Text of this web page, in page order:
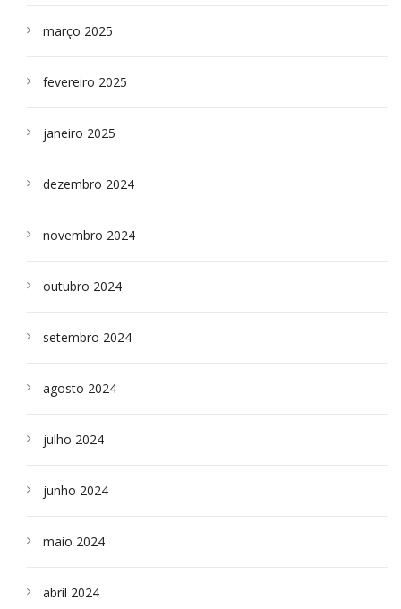
março 2025
fevereiro 2025
janeiro 2025
dezembro 2024
novembro 2024
outubro 2024
setembro 2024
agosto 2024
julho 2024
junho 2024
maio 2024
abril 2024